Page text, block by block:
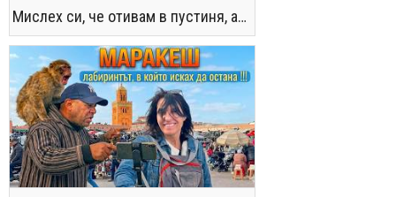
Мислех си, че отивам в пустиня, а се озовах в снега !! / Not the Morocco You Know